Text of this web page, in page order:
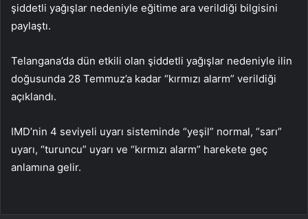
şiddetli yağışlar nedeniyle eğitime ara verildiği bilgisini
paylaştı.
Telangana’da dün etkili olan şiddetli yağışlar nedeniyle ilin
doğusunda 28 Temmuz’a kadar “kırmızı alarm” verildiği
açıklandı.
IMD’nin 4 seviyeli uyarı sisteminde “yeşil” normal, “sarı”
uyarı, “turuncu” uyarı ve “kırmızı alarm” harekete geç
anlamına gelir.